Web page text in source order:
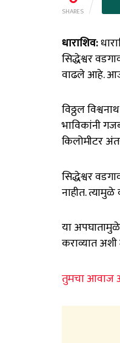
SHARES
धाराशिव:
सिद्धेश्वर
वाढले आहे.
विठ्ठल
भाविकांनी
किलोमीटर
सिद्धेश्वर
नाहीत.
या
कराव्यात
तुमचा आवाज